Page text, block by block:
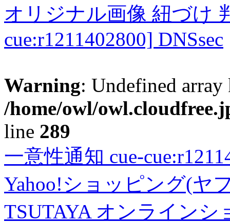
オリジナル画像 紐づけ
cue:r1211402800] DNSsec
Warning: Undefined
/home/owl/
line 289
一意性通知 cue-
Yahoo!ショッピング(ヤ
TSUTAYA オンラインシ